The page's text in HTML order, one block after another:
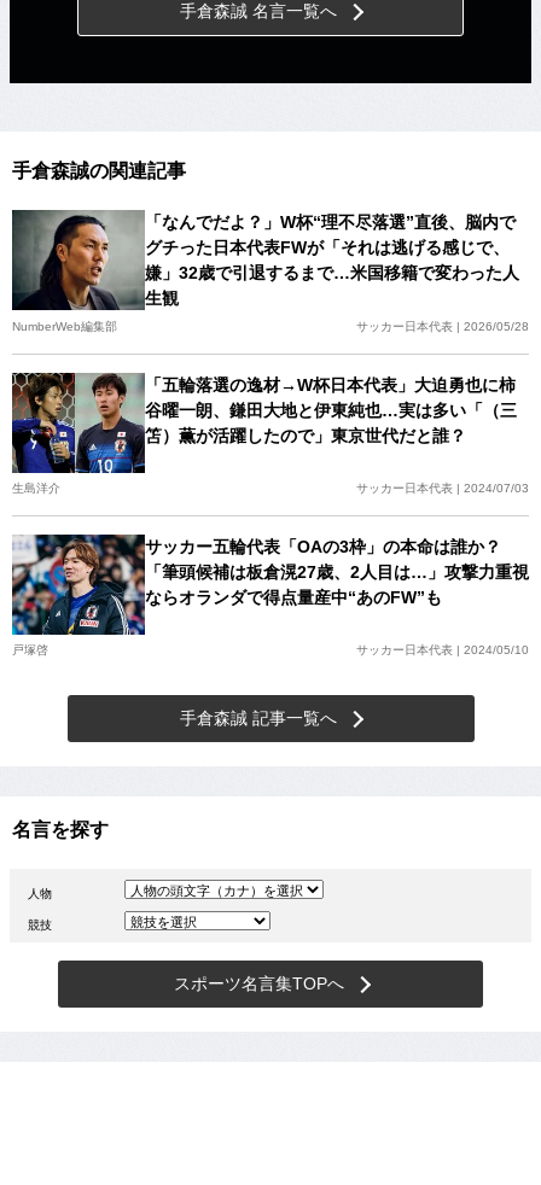
手倉森誠 名言一覧へ
手倉森誠の関連記事
「なんでだよ？」W杯“理不尽落選”直後、脳内で
グチった日本代表FWが「それは逃げる感じで、
嫌」32歳で引退するまで…米国移籍で変わった人
生観
NumberWeb編集部 サッカー日本代表 | 2026/05/28
「五輪落選の逸材→W杯日本代表」大迫勇也に柿
谷曜一朗、鎌田大地と伊東純也…実は多い「（三
笘）薫が活躍したので」東京世代だと誰？
生島洋介 サッカー日本代表 | 2024/07/03
サッカー五輪代表「OAの3枠」の本命は誰か？
「筆頭候補は板倉滉27歳、2人目は…」攻撃力重視
ならオランダで得点量産中“あのFW”も
戸塚啓 サッカー日本代表 | 2024/05/10
手倉森誠 記事一覧へ
名言を探す
人物
競技
スポーツ名言集TOPへ